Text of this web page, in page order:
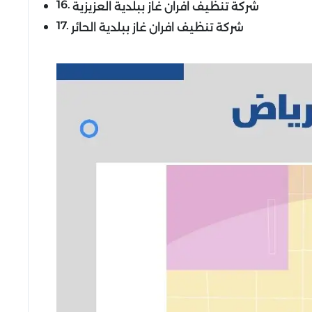
شركة تنظيف افران غاز ببلدية العزيزية
شركة تنظيف افران غاز ببلدية الحائر